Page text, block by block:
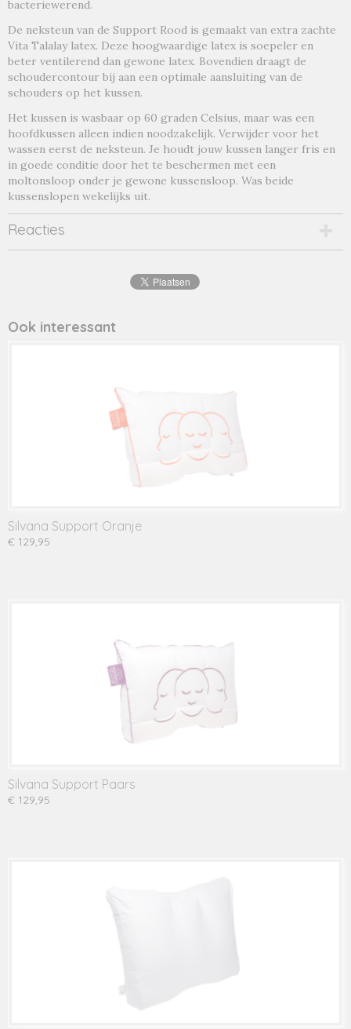
bacteriewerend.
De neksteun van de Support Rood is gemaakt van extra zachte
Vita Talalay latex. Deze hoogwaardige latex is soepeler en
beter ventilerend dan gewone latex. Bovendien draagt de
schoudercontour bij aan een optimale aansluiting van de
schouders op het kussen.
Het kussen is wasbaar op 60 graden Celsius, maar was een
hoofdkussen alleen indien noodzakelijk. Verwijder voor het
wassen eerst de neksteun. Je houdt jouw kussen langer fris en
in goede conditie door het te beschermen met een
moltonsloop onder je gewone kussensloop. Was beide
kussenslopen wekelijks uit.
Reacties
Ook interessant
Silvana Support Oranje
€ 129,95
Silvana Support Paars
€ 129,95